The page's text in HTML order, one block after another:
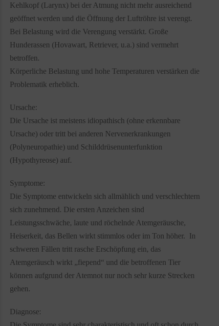
Kehlkopf (Larynx) bei der Atmung nicht mehr ausreichend
geöffnet werden und die Öffnung der Luftröhre ist verengt.
Bei Belastung wird die Verengung verstärkt. Große
Hunderassen (Hovawart, Retriever, u.a.) sind vermehrt
betroffen.
Körperliche Belastung und hohe Temperaturen verstärken die
Problematik erheblich.
Ursache:
Die Ursache ist meistens idiopathisch (ohne erkennbare
Ursache) oder tritt bei anderen Nervenerkrankungen
(Polyneuropathie) und Schilddrüsenunterfunktion
(Hypothyreose) auf.
Symptome:
Die Symptome entwickeln sich allmählich und verschlechtern
sich zunehmend. Die ersten Anzeichen sind
Leistungsschwäche, laute und röchelnde Atemgeräusche,
Heiserkeit, das Bellen wirkt stimmlos oder im Ton höher. In
schweren Fällen tritt rasche Erschöpfung ein, das
Atemgeräusch wirkt „fiepend“ und die betroffenen Tier
können aufgrund der Atemnot nur noch sehr kurze Strecken
gehen.
Diagnose: